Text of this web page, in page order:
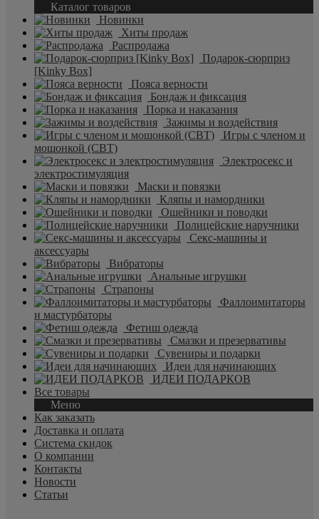
Каталог товаров
Новинки
Хиты продаж
Распродажа
Подарок-сюрприз
[Kinky Box]
Пояса верности
Бондаж и фиксация
Порка и наказания
Зажимы и воздействия
Игры с членом и
мошонкой (CBT)
Электросекс и
электростимуляция
Маски и повязки
Кляпы и намордники
Ошейники и поводки
Полицейские наручники
Секс-машины и
аксессуары
Вибраторы
Анальные игрушки
Страпоны
Фаллоимитаторы
и мастурбаторы
Фетиш одежда
Смазки и презервативы
Сувениры и подарки
Идеи для начинающих
ИДЕИ ПОДАРКОВ
Все товары
Меню
Как заказать
Доставка и оплата
Система скидок
О компании
Контакты
Новости
Статьи